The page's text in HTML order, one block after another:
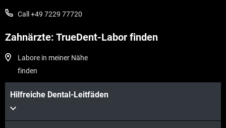
Call +49 7229 77720
Zahnärzte: TrueDent-Labor finden
Labore in meiner Nähe
finden
Hilfreiche Dental-Leitfäden